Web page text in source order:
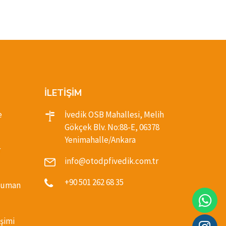
İLETİŞİM
İvedik OSB Mahallesi, Melih
Gökçek Blv. No:88-E, 06378
Yenimahalle/Ankara
info@otodpfivedik.com.tr
+90 501 262 68 35